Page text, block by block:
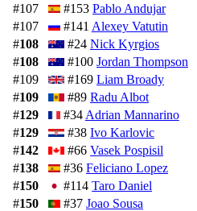
#107 #153 Pablo Andujar
#107 #141 Alexey Vatutin
#108 #24 Nick Kyrgios
#108 #100 Jordan Thompson
#109 #169 Liam Broady
#109 #89 Radu Albot
#129 #34 Adrian Mannarino
#129 #38 Ivo Karlovic
#142 #66 Vasek Pospisil
#138 #36 Feliciano Lopez
#150 #114Taro Daniel
#150 #37 Joao Sousa